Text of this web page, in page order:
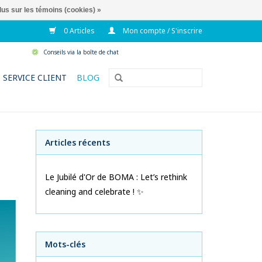
0 Articles Mon compte / S'inscrire
Conseils via la boîte de chat
SERVICE CLIENT BLOG
Articles récents
Le Jubilé d'Or de BOMA : Let’s rethink
cleaning and celebrate ! ✨
Mots-clés
sur les témoins (cookies) »